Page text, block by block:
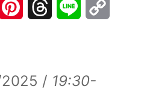
FacebookPinterestThreads Line
/ 19:30-